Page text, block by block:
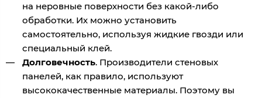
на неровные поверхности без какой-либо
обработки. Их можно установить
самостоятельно, используя жидкие гвозди или
специальный клей.
Долговечность. Производители стеновых
панелей, как правило, используют
высококачественные материалы. Поэтому вы